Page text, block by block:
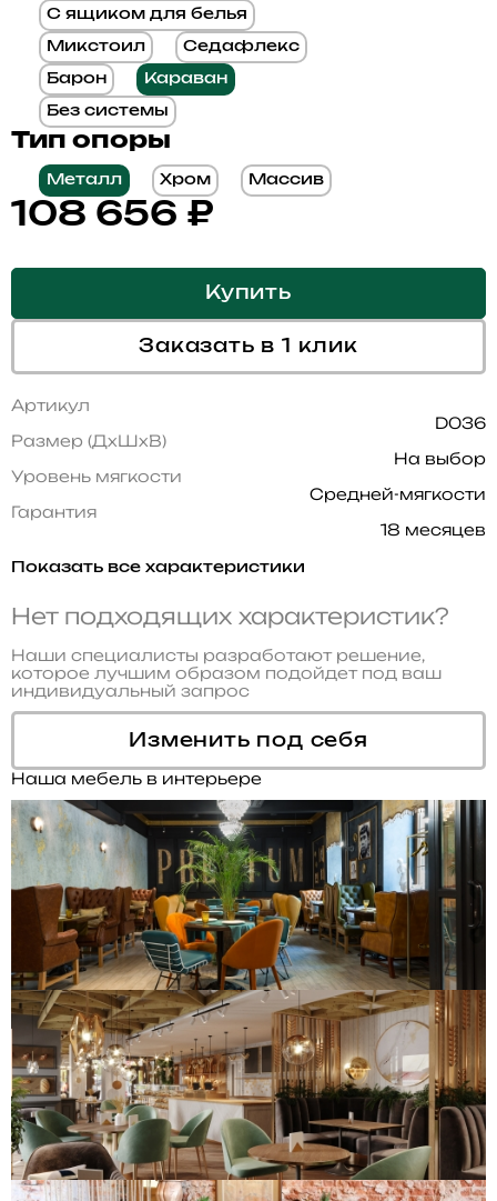
С ящиком для белья
Микстоил Седафлекс
Барон Караван
Без системы
Тип опоры
Металл Хром Массив
108 656 ₽
Купить
Заказать в 1 клик
Артикул
D036
Размер (ДхШхВ)
На выбор
Уровень мягкости
Средней-мягкости
Гарантия
18 месяцев
Показать все характеристики
Нет подходящих характеристик?
Наши специалисты разработают решение,
которое лучшим образом подойдет под ваш
индивидуальный запрос
Изменить под себя
Наша мебель в интерьере